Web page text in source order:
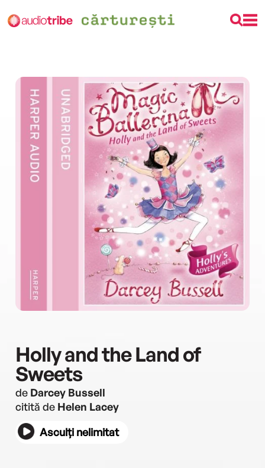
Holly and the Land of
Sweets
de Darcey Bussell
citită de Helen Lacey
Asculți nelimitat